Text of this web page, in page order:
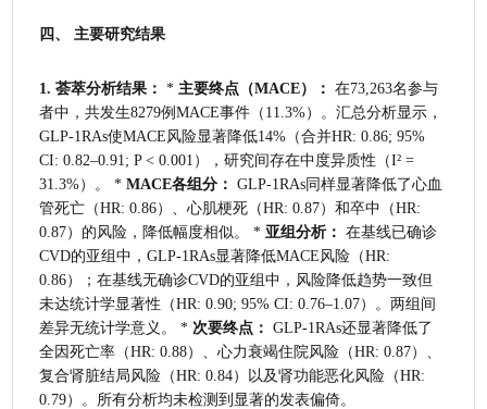
四、 主要研究结果
1. 荟萃分析结果： * 主要终点（MACE）： 在73,263名参与
者中，共发生8279例MACE事件（11.3%）。汇总分析显示，
GLP-1RAs使MACE风险显著降低14%（合并HR: 0.86; 95%
CI: 0.82–0.91; P < 0.001），研究间存在中度异质性（I² =
31.3%）。 * MACE各组分： GLP-1RAs同样显著降低了心血
管死亡（HR: 0.86）、心肌梗死（HR: 0.87）和卒中（HR:
0.87）的风险，降低幅度相似。 * 亚组分析： 在基线已确诊
CVD的亚组中，GLP-1RAs显著降低MACE风险（HR:
0.86）；在基线无确诊CVD的亚组中，风险降低趋势一致但
未达统计学显著性（HR: 0.90; 95% CI: 0.76–1.07）。两组间
差异无统计学意义。 * 次要终点： GLP-1RAs还显著降低了
全因死亡率（HR: 0.88）、心力衰竭住院风险（HR: 0.87）、
复合肾脏结局风险（HR: 0.84）以及肾功能恶化风险（HR:
0.79）。所有分析均未检测到显著的发表偏倚。